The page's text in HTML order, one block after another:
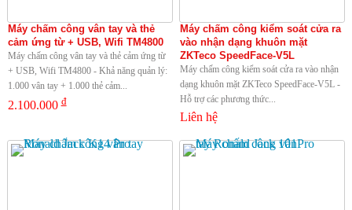
Máy chấm công vân tay và thẻ
cảm ứng từ + USB, Wifi TM4800
Máy chấm công vân tay và thẻ cảm ứng từ
+ USB, Wifi TM4800 - Khả năng quản lý:
1.000 vân tay + 1.000 thẻ cảm...
2.100.000đ
Máy chấm công kiểm soát cửa ra
vào nhận dạng khuôn mặt
ZKTeco SpeedFace-V5L
Máy chấm công kiểm soát cửa ra vào nhận
dạng khuôn mặt ZKTeco SpeedFace-V5L -
Hỗ trợ các phương thức...
Liên hệ